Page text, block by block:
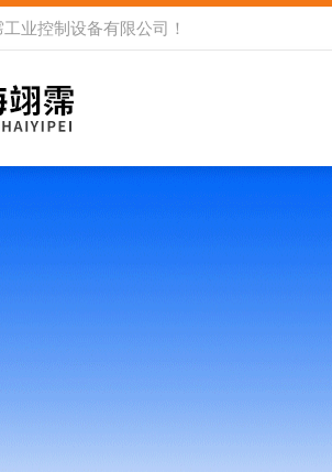
工业控制设备有限公司 ！